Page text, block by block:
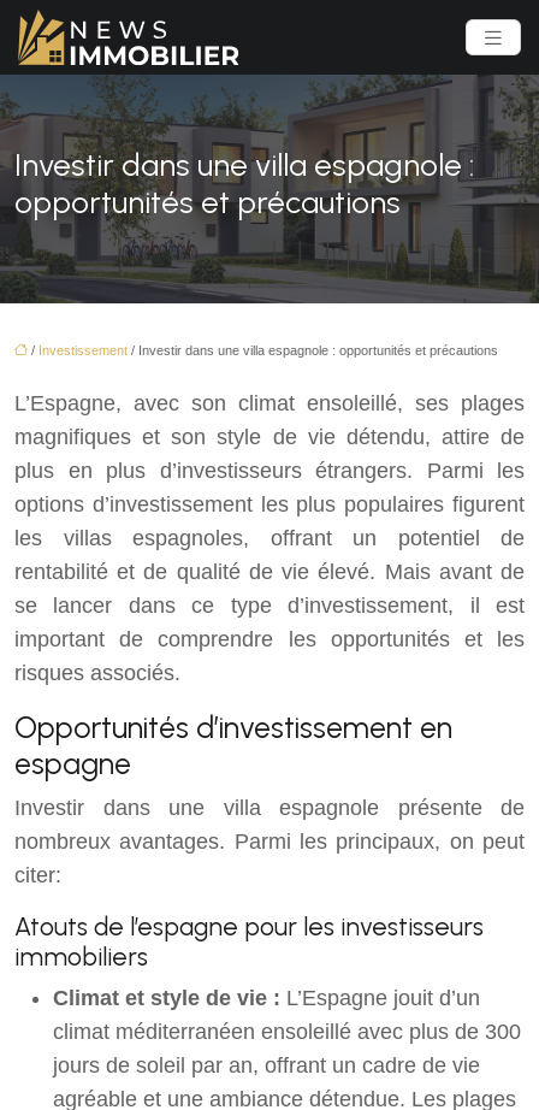
Investir dans une villa espagnole :
opportunités et précautions
/ Investissement / Investir dans une villa espagnole : opportunités et précautions
L’Espagne, avec son climat ensoleillé, ses plages
magnifiques et son style de vie détendu, attire de
plus en plus d’investisseurs étrangers. Parmi les
options d’investissement les plus populaires figurent
les villas espagnoles, offrant un potentiel de
rentabilité et de qualité de vie élevé. Mais avant de
se lancer dans ce type d’investissement, il est
important de comprendre les opportunités et les
risques associés.
Opportunités d’investissement en
espagne
Investir dans une villa espagnole présente de
nombreux avantages. Parmi les principaux, on peut
citer:
Atouts de l’espagne pour les investisseurs
immobiliers
Climat et style de vie : L’Espagne jouit d’un
climat méditerranéen ensoleillé avec plus de 300
jours de soleil par an, offrant un cadre de vie
agréable et une ambiance détendue. Les plages